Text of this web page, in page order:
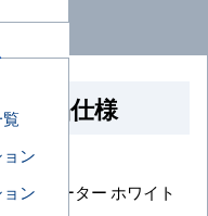
商品仕様
インバーター ホワイト
ン
ン